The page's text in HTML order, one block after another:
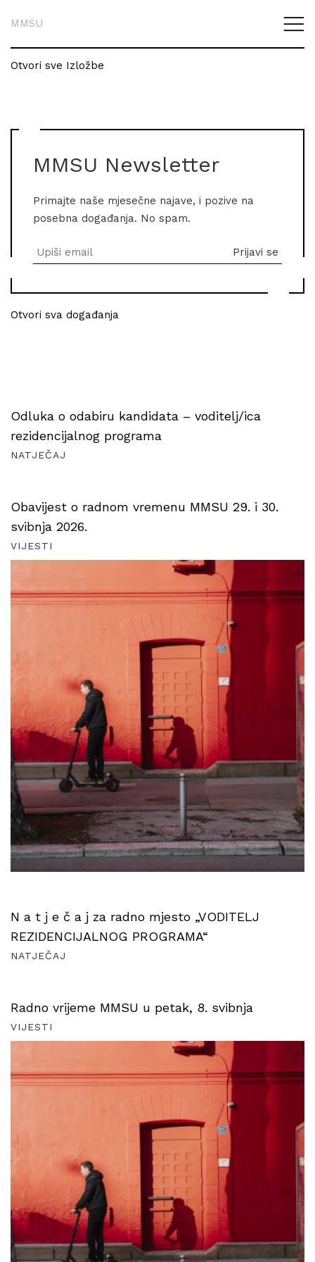
MMSU
Otvori sve Izložbe
MMSU Newsletter
Primajte naše mjesečne najave, i pozive na
posebna događanja. No spam.
Otvori sva događanja
Odluka o odabiru kandidata – voditelj/ica
rezidencijalnog programa
NATJEČAJ
Obavijest o radnom vremenu MMSU 29. i 30.
svibnja 2026.
VIJESTI
N a t j e č a j za radno mjesto „VODITELJ
REZIDENCIJALNOG PROGRAMA“
NATJEČAJ
Radno vrijeme MMSU u petak, 8. svibnja
VIJESTI